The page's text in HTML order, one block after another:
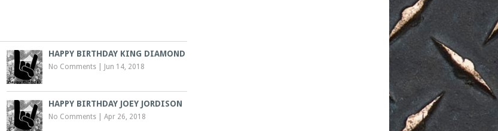
HAPPY BIRTHDAY KING DIAMOND
No Comments Jun 14, 2018
HAPPY BIRTHDAY JOEY JORDISON
No Comments |Apr 26, 2018